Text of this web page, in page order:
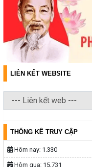
LIÊN KẾT WEBSITE
THỐNG KÊ TRUY CẬP
Hôm nay: 1.330
Hôm qua: 15.731